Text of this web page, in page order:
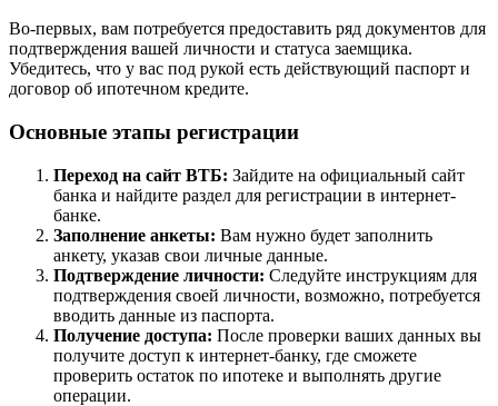
Во-первых, вам потребуется предоставить ряд документов для
подтверждения вашей личности и статуса заемщика.
Убедитесь, что у вас под рукой есть действующий паспорт и
договор об ипотечном кредите.
Основные этапы регистрации
Переход на сайт ВТБ: Зайдите на официальный сайт
банка и найдите раздел для регистрации в интернет-
банке.
Заполнение анкеты: Вам нужно будет заполнить
анкету, указав свои личные данные.
Подтверждение личности: Следуйте инструкциям для
подтверждения своей личности, возможно, потребуется
вводить данные из паспорта.
Получение доступа: После проверки ваших данных вы
получите доступ к интернет-банку, где сможете
проверить остаток по ипотеке и выполнять другие
операции.